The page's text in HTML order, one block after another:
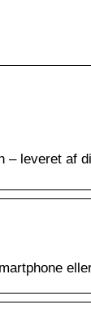
– leveret af